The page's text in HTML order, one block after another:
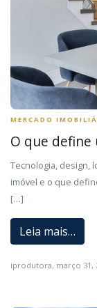
MERCADO
O que define
Tecnologia, design,
imóvel e o que
[…]
Leia mais…
iprodutora, março 31,